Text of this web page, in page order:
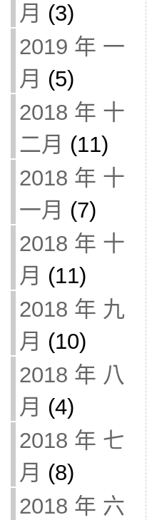
月 (3)
2019 年 一
月 (5)
2018 年 十
二月 (11)
2018 年 十
一月 (7)
2018 年 十
月 (11)
2018 年 九
月 (10)
2018 年 八
月 (4)
2018 年 七
月 (8)
2018 年 六